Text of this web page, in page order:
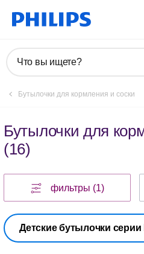
Что вы ищете?
Бутылочки для кормления и соски
Бутылочки для
(16)
фильтры (1)
Детские бутылочки серии